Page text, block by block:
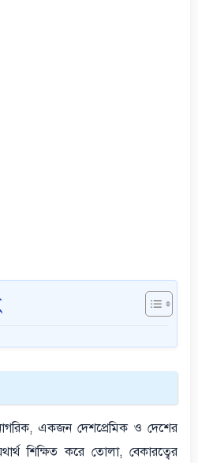
একজন দেশপ্রেমিক ও দেশের
শিক্ষিত করে তোলা, বেকারত্বের